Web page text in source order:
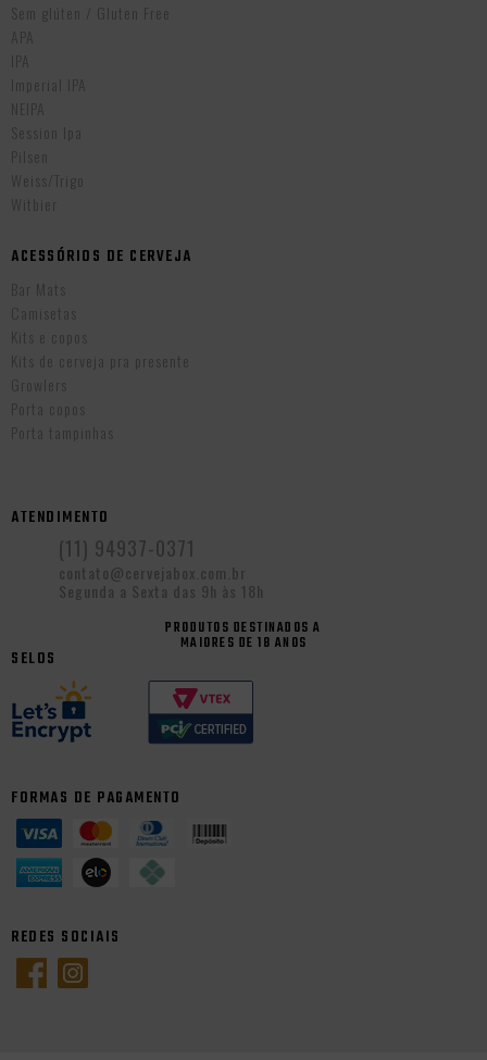
Sem glúten / Gluten Free
APA
IPA
Imperial IPA
NEIPA
Session Ipa
Pilsen
Weiss/Trigo
Witbier
ACESSÓRIOS DE CERVEJA
Bar Mats
Camisetas
Kits e copos
Kits de cerveja pra presente
Growlers
Porta copos
Porta tampinhas
ATENDIMENTO
(11) 94937-0371
contato@cervejabox.com.br
Segunda a Sexta das 9h às 18h
PRODUTOS DESTINADOS A
MAIORES DE 18 ANOS
SELOS
FORMAS DE PAGAMENTO
REDES SOCIAIS